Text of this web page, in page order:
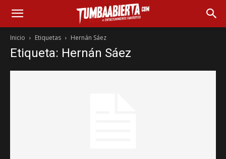
Inicio Etiquetas Hernán Sáez
Etiqueta: Hernán Sáez